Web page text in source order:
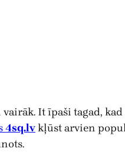
It īpaši tagad,
4sq.lvkļūst arvien